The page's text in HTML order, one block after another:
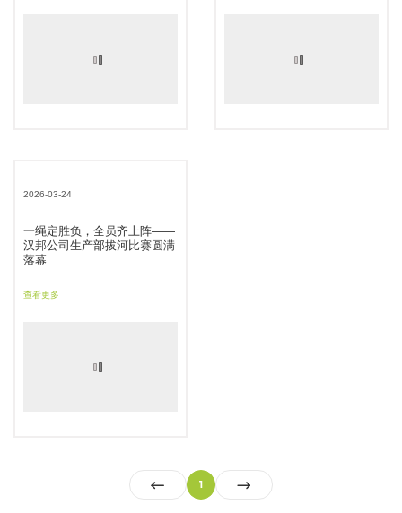
2026-03-24
一绳定胜负，全员齐上阵——
汉邦公司生产部拔河比赛圆满
落幕
查看更多
 1 